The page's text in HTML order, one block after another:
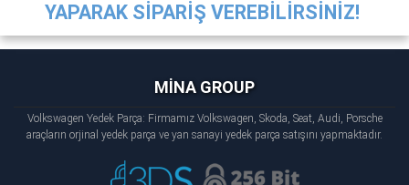
YAPARAK SİPARİŞ VEREBİLİRSİNİZ!
MİNA GROUP
Volkswagen Yedek Parça: Firmamız Volkswagen, Skoda, Seat, Audi, Porsche
araçların orjinal yedek parça ve yan sanayi yedek parça satışını yapmaktadır.